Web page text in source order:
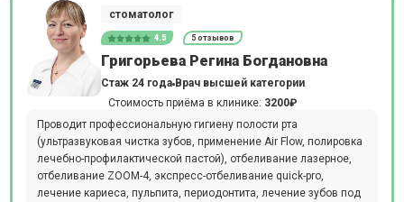
стоматолог
4.5 5 отзывов
Григорьева Регина Богдановна
Стаж 24 года Врач высшей категории
Стоимость приёма в клинике: 3200₽
Проводит профессиональную гигиену полости рта
(ультразвуковая чистка зубов, применение Air Flow, полировка
лечебно-профилактической пастой), отбеливание лазерное,
отбеливание ZOOM-4, экспресс-отбеливание quick-pro,
лечение кариеса, пульпита, периодонтита, лечение зубов под